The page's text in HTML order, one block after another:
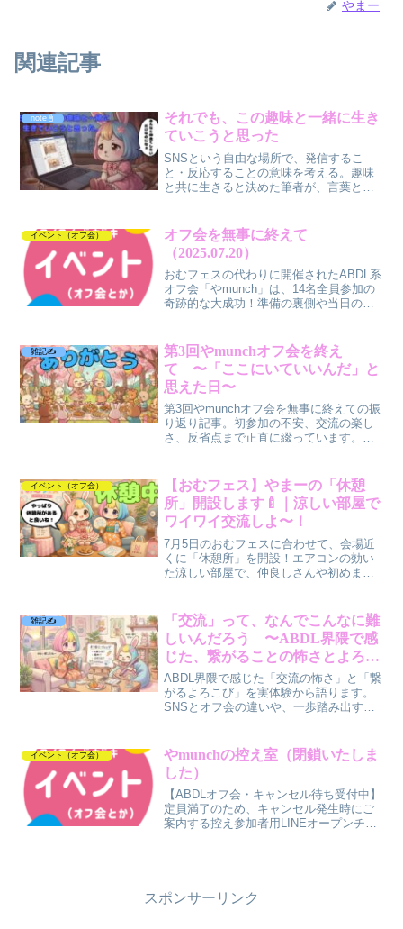
やまー
関連記事
note📓
それでも、この趣味と一緒に生き
ていこうと思った
SNSという自由な場所で、発信するこ
と・反応することの意味を考える。趣味
と共に生きると決めた筆者が、言葉と向
イベント（オフ会）
オフ会を無事に終えて
（2025.07.20）
おむフェスの代わりに開催されたABDL系
オフ会「やmunch」は、14名全員参加の
奇跡的な大成功！準備の裏側や当日の雰
リアルレポート。
雑記✍️
第3回やmunchオフ会を終え
て 〜「ここにいていいんだ」と
思えた日〜
第3回やmunchオフ会を無事に終えての振
り返り記事。初参加の不安、交流の楽し
さ、反省点まで正直に綴っています。安
イベント（オフ会）
【おむフェス】やまーの「休憩
所」開設します🍼｜涼しい部屋で
ワイワイ交流しよ〜！
7月5日のおむフェスに合わせて、会場近
くに「休憩所」を開設！エアコンの効い
た涼しい部屋で、仲良しさんや初めまし
月3日19時から、やまーのXのDMにて先
着順で受付します😊
雑記✍️
「交流」って、なんでこんなに難
しいんだろう 〜ABDL界隈で感
じた、繋がることの怖さとよろこ
び〜
ABDL界隈で感じた「交流の怖さ」と「繋
がるよろこび」を実体験から語ります。
SNSとオフ会の違いや、一歩踏み出す不
イベント（オフ会）
やmunchの控え室（閉鎖いたしま
した）
【ABDLオフ会・キャンセル待ち受付中】
定員満了のため、キャンセル発生時にご
案内する控え参加者用LINEオープンチャ
スポンサーリンク